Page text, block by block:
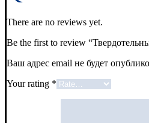
There are no reviews yet.
Be the first to review
Ваш адрес email не будет
Your rating *